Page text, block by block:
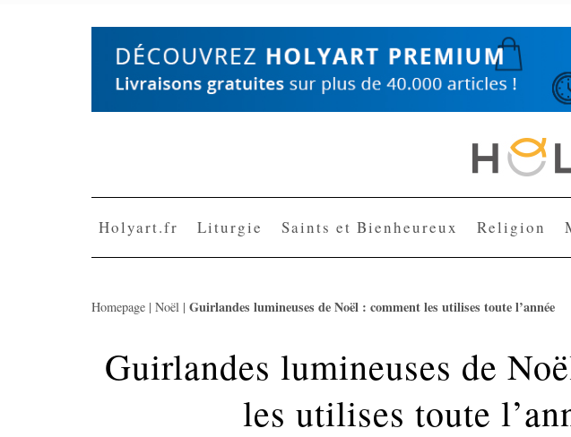
Holyart.fr Liturgie Saints et Bienheureux Religion
Homepage | Noël | Guirlandes lumineuses de Noël : comment les utilises toute l’année
Guirlandes lumineuses de
les utilises toute